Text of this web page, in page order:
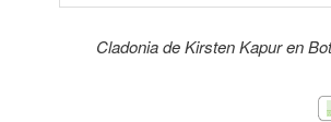
Cladonia de Kirsten Kapur en